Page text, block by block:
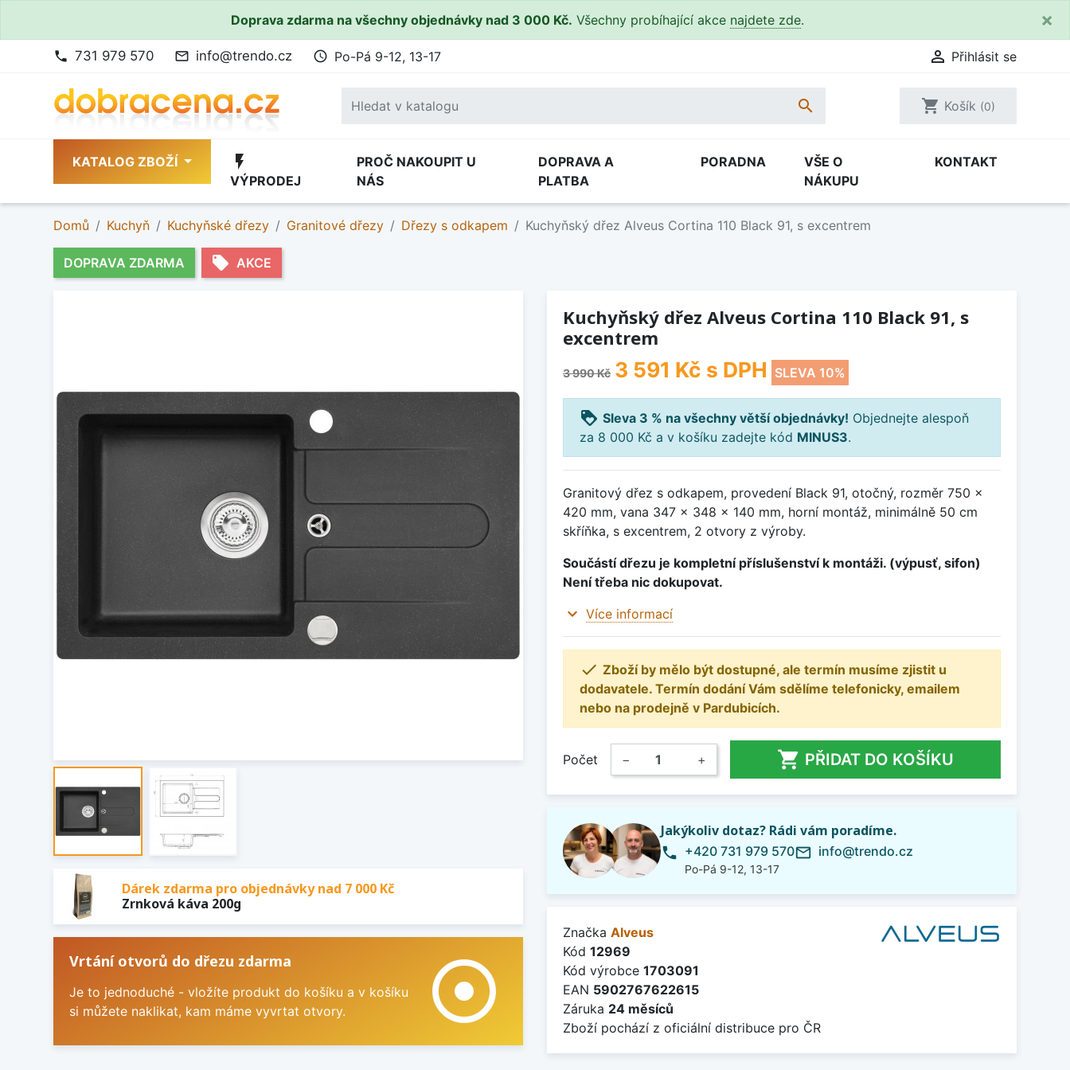
Doprava zdarma na všechny objednávky nad 3 000 Kč. Všechny probíhající akce najdete zde. ×
phone 731 979 570 mail_outline info@trendo.cz access_time Po-Pá 9-12, 13-17  Přihlásit se
 shopping_cart Košík (0)
KATALOG ZBOŽÍ flash_on
VÝPRODEJ
PROČ NAKOUPIT U
NÁS
DOPRAVA A
PLATBA
PORADNA
VŠE O
NÁKUPU
KONTAKT
Domů Kuchyň Kuchyňské dřezy Granitové dřezy Dřezy s odkapem Kuchyňský dřez Alveus Cortina 110 Black 91, s excentrem
DOPRAVA ZDARMA local_offer AKCE
Dárek zdarma pro objednávky nad 7 000 Kč
Zrnková káva 200g
Vrtání otvorů do dřezu zdarma
Je to jednoduché - vložíte produkt do košíku a v košíku
si můžete naklikat, kam máme vyvrtat otvory.
adjust
Kuchyňský dřez Alveus Cortina 110 Black 91, s
excentrem
3 990 Kč 3 591 Kč s DPH SLEVA 10%
loyalty Sleva 3 % na všechny větší objednávky! Objednejte alespoň
za 8 000 Kč a v košíku zadejte kód MINUS3.
Granitový dřez s odkapem, provedení Black 91, otočný, rozměr 750 x
420 mm, vana 347 x 348 x 140 mm, horní montáž, minimálně 50 cm
skříňka, s excentrem, 2 otvory z výroby.
Součástí dřezu je kompletní příslušenství k montáži. (výpusť, sifon)
Není třeba nic dokupovat.
expand_more Více informací
 Zboží by mělo být dostupné, ale termín musíme zjistit u
dodavatele. Termín dodání Vám sdělíme telefonicky, emailem
nebo na prodejně v Pardubicích.
Počet − +  PŘIDAT DO KOŠÍKU
Jakýkoliv dotaz? Rádi vám poradíme.
phone +420 731 979 570
Po-Pá 9-12, 13-17
mail_outline info@trendo.cz
Značka Alveus
Kód 12969
Kód výrobce 1703091
EAN 5902767622615
Záruka 24 měsíců
Zboží pochází z oficiální distribuce pro ČR